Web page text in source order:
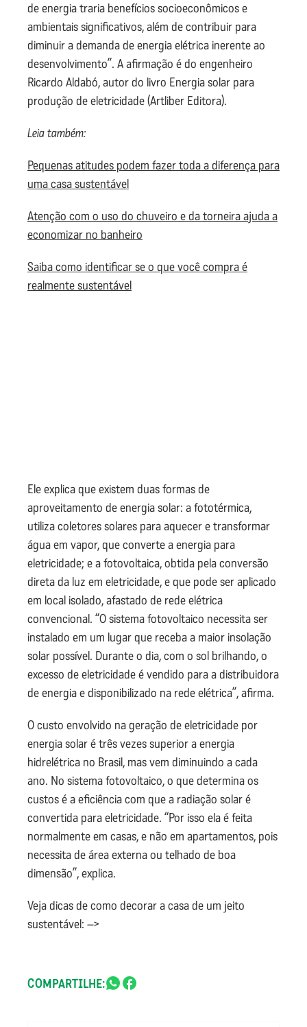
de energia traria benefícios socioeconômicos e
ambientais significativos, além de contribuir para
diminuir a demanda de energia elétrica inerente ao
desenvolvimento”. A afirmação é do engenheiro
Ricardo Aldabó, autor do livro Energia solar para
produção de eletricidade (Artliber Editora).
Leia também:
Pequenas atitudes podem fazer toda a diferença para
uma casa sustentável
Atenção com o uso do chuveiro e da torneira ajuda a
economizar no banheiro
Saiba como identificar se o que você compra é
realmente sustentável
Ele explica que existem duas formas de
aproveitamento de energia solar: a fototérmica,
utiliza coletores solares para aquecer e transformar
água em vapor, que converte a energia para
eletricidade; e a fotovoltaica, obtida pela conversão
direta da luz em eletricidade, e que pode ser aplicado
em local isolado, afastado de rede elétrica
convencional. “O sistema fotovoltaico necessita ser
instalado em um lugar que receba a maior insolação
solar possível. Durante o dia, com o sol brilhando, o
excesso de eletricidade é vendido para a distribuidora
de energia e disponibilizado na rede elétrica”, afirma.
O custo envolvido na geração de eletricidade por
energia solar é três vezes superior a energia
hidrelétrica no Brasil, mas vem diminuindo a cada
ano. No sistema fotovoltaico, o que determina os
custos é a eficiência com que a radiação solar é
convertida para eletricidade. “Por isso ela é feita
normalmente em casas, e não em apartamentos, pois
necessita de área externa ou telhado de boa
dimensão”, explica.
Veja dicas de como decorar a casa de um jeito
sustentável: –>
COMPARTILHE: